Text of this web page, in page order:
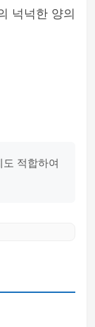
넉넉한 양의
적합하여